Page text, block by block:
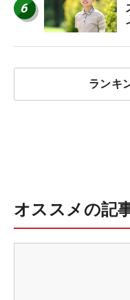
6
ランキ
オススメの記